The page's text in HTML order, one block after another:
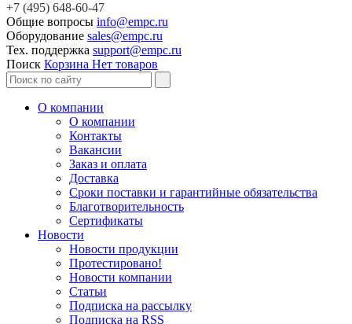
+7 (495) 648-60-47
Общие вопросы info@empc.ru
Оборудование sales@empc.ru
Тех. поддержка support@empc.ru
Поиск Корзина Нет товаров
О компании
О компании
Контакты
Вакансии
Заказ и оплата
Доставка
Сроки поставки и гарантийные обязательства
Благотворительность
Сертификаты
Новости
Новости продукции
Протестировано!
Новости компании
Статьи
Подписка на рассылку
Подписка на RSS